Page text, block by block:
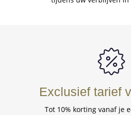
Exclusief tarief
Tot 10% korting vanaf je